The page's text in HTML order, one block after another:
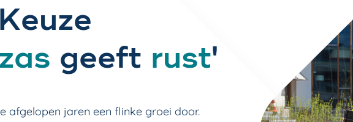
geeft rust'
afgelopen jaren een flinke groei door.